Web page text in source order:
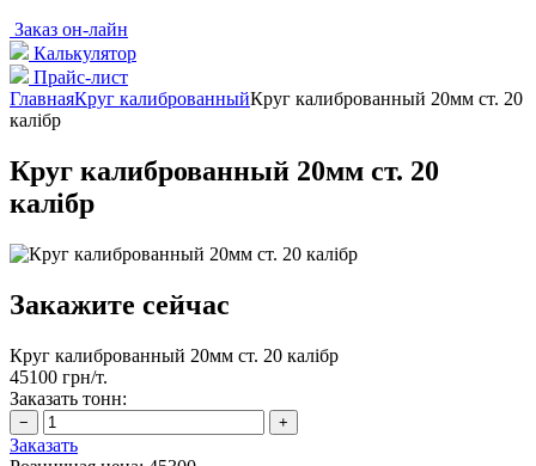
Заказ он-лайн
Калькулятор
Прайс-лист
ГлавнаяКруг калиброванныйКруг калиброванный 20мм ст. 20
калібр
Круг калиброванный 20мм ст. 20
калібр
Закажите сейчас
Круг калиброванный 20мм ст. 20 калібр
45100 грн/т.
Заказать тонн:
Заказать